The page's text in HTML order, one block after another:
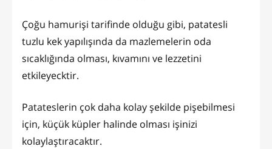
Çoğu hamurişi tarifinde olduğu gibi, patatesli
tuzlu kek yapılışında da mazlemelerin oda
sıcaklığında olması, kıvamını ve lezzetini
etkileyecktir.
Patateslerin çok daha kolay şekilde pişebilmesi
için, küçük küpler halinde olması işinizi
kolaylaştıracaktır.